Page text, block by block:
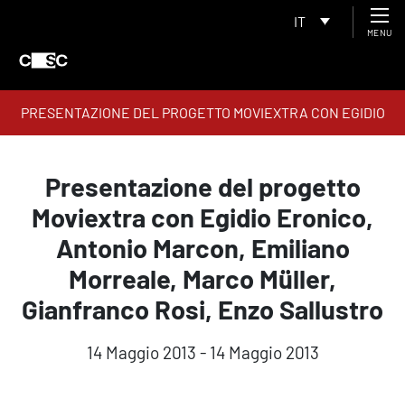
IT
MENU
PRESENTAZIONE DEL PROGETTO MOVIEXTRA CON EGIDIO
ERONICO, ANTONIO MARCON, EMILIANO MORREALE, MARCO
Presentazione del progetto
Moviextra con Egidio Eronico,
Antonio Marcon, Emiliano
Morreale, Marco Müller,
Gianfranco Rosi, Enzo Sallustro
14 Maggio 2013 - 14 Maggio 2013